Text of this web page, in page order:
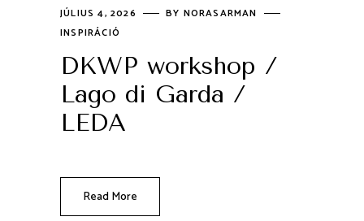
JÚLIUS 4, 2026 BY NORASARMAN
INSPIRÁCIÓ
DKWP workshop /
Lago di Garda /
LEDA
Read More